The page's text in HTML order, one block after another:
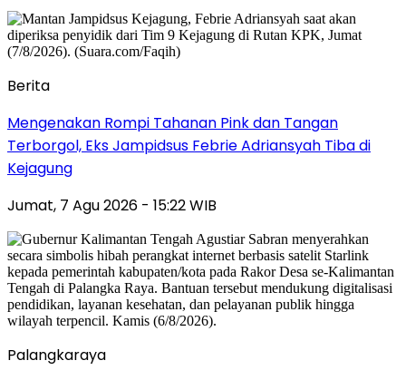
Berita
Mengenakan Rompi Tahanan Pink dan Tangan
Terborgol, Eks Jampidsus Febrie Adriansyah Tiba di
Kejagung
Jumat, 7 Agu 2026 - 15:22 WIB
Palangkaraya